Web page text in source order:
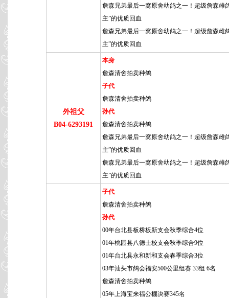
詹森兄弟最后一窝原舍幼鸽之一！超级詹森雌
主”的优质回血
詹森兄弟最后一窝原舍幼鸽之一！超级詹森雌
主”的优质回血
外祖父
B04-6293191
本身
詹森清舍拍卖种鸽
子代
詹森清舍拍卖种鸽
孙代
詹森清舍拍卖种鸽
詹森兄弟最后一窝原舍幼鸽之一！超级詹森雌
主”的优质回血
詹森兄弟最后一窝原舍幼鸽之一！超级詹森雌
主”的优质回血
子代
詹森清舍拍卖种鸽
孙代
00年台北县板桥板新支会秋季综合4位
01年桃园县八德士校支会秋季综合9位
01年台北县永和新和支会春季综合3位
03年汕头市鸽会福安500公里组赛 33组 6名
詹森清舍拍卖种鸽
05年上海宝来福公棚决赛345名